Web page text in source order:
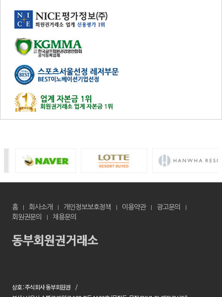
홈 회사소개 개인정보보호정책 이용약관
광고문의
회원권문의
채용문의
상호 : 주식회사 동부회원권